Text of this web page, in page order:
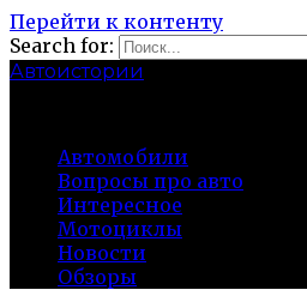
Перейти к контенту
Search for:
Автоистории
Автомобили
Вопросы про авто
Интересное
Мотоциклы
Новости
Обзоры